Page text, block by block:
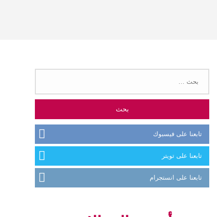
تابعنا على فيسبوك
تابعنا على تويتر
تابعنا على انستجرام